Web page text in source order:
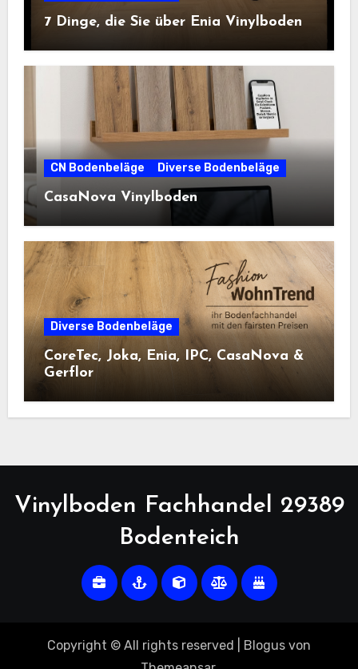
7 Dinge, die Sie über Enia Vinylboden
CN Bodenbeläge Diverse Bodenbeläge
CasaNova Vinylboden
Diverse Bodenbeläge
CoreTec, Joka, Enia, IPC, CasaNova &
Gerflor
Vinylboden Fachhandel 29389
Bodenteich
Copyright © All rights reserved Blogus von